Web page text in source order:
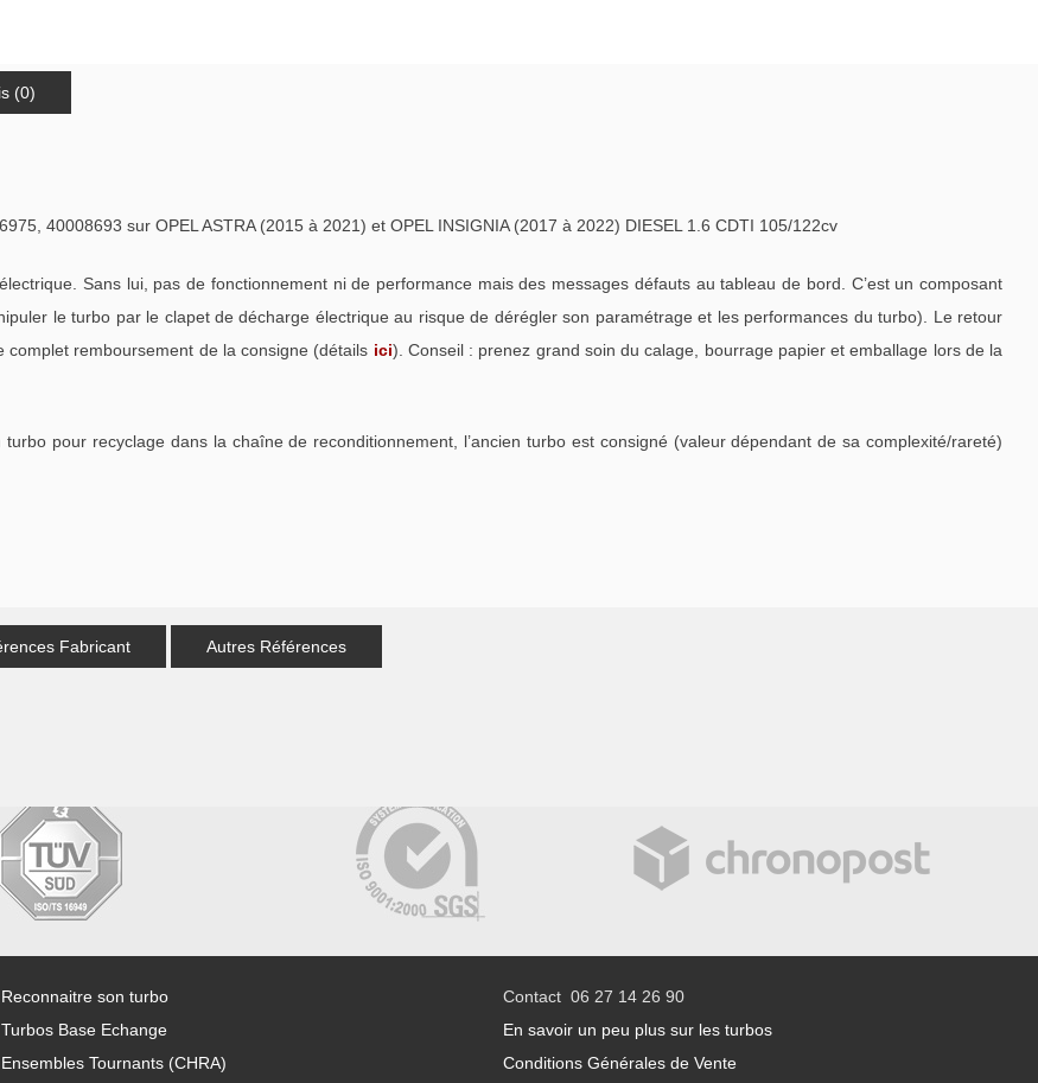
(0)
40008693 sur OPEL ASTRA (2015 à 2021) et OPEL INSIGNIA (2017 à 2022) DIESEL 1.6 CDTI 105/122cv
Sans lui, pas de fonctionnement ni de performance mais des messages défauts au tableau de bord. C’est un composant
le turbo par le clapet de décharge électrique au risque de dérégler son paramétrage et les performances du turbo). Le retour
remboursement de la consigne (détails ici). Conseil : prenez grand soin du calage, bourrage papier et emballage lors de la
pour recyclage dans la chaîne de reconditionnement, l’ancien turbo est consigné (valeur dépendant de sa complexité/rareté)
Fabricant Autres Références
Reconnaitre son turbo
Turbos Base Echange
Ensembles Tournants (CHRA)
Contact 06 27 14 26 90
En savoir un peu plus sur les turbos
Conditions Générales de Vente